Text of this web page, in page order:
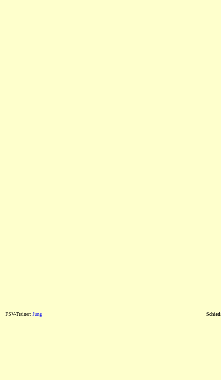
FSV-Trainer: Jung